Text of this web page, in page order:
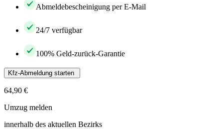
Abmeldebescheinigung per E-Mail
24/7 verfügbar
100% Geld-zurück-Garantie
Kfz-Abmeldung starten
64,90 €
Umzug melden
innerhalb des aktuellen Bezirks